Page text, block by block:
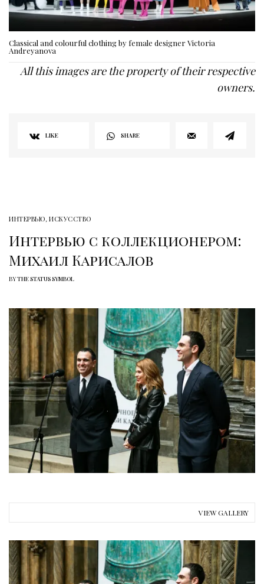
Classical and colourful clothing by female designer Victoria
Andreyanova
All this images are the property of their respective
owners.
LIKE SHARE
ИНТЕРВЬЮ, ИСКУССТВО
Интервью с коллекционером:
Михаил Карисалов
BYTHE STATUS SYMBOL
VIEW GALLERY